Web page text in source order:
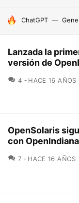
HOY SE HABLA DE
ChatGPT
Lanzada la
versión de
4 COMENTARIOS
HACE 16 AÑOS
OpenSolaris
con OpenIndiana
7 COMENTARIOS
HACE 16 AÑOS